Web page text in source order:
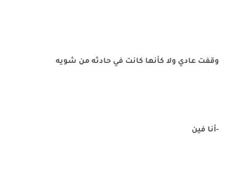
وقفت عادي ولا كأنها كانت في حادثه من شويه
-أنا فين